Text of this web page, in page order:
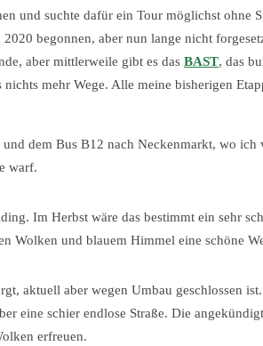
und suchte dafür ein Tour möglichst ohne
begonnen, aber nun lange nicht
aber mittlerweile gibt es das BAST, das
mehr Wege. Alle meine bisherigen
dem Bus B12 nach Neckenmarkt, wo ich
warf.
Im Herbst wäre das bestimmt ein sehr
Wolken und blauem Himmel eine schöne
aktuell aber wegen Umbau geschlossen
eine schier endlose Straße. Die
erfreuen.